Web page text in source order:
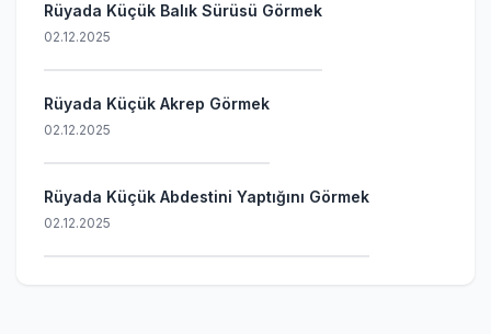
Rüyada Küçük Balık Sürüsü Görmek
02.12.2025
Rüyada Küçük Akrep Görmek
02.12.2025
Rüyada Küçük Abdestini Yaptığını Görmek
02.12.2025